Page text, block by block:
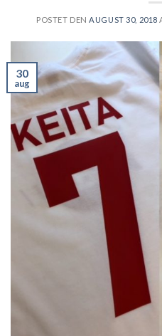
POSTET DEN AUGUST 30, 2018
30
aug